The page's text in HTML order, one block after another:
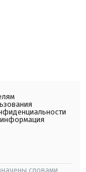
информация
словами